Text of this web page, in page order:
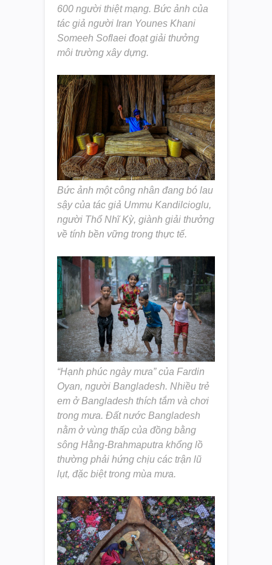
600 người thiệt mạng. Bức ảnh của
tác giả người Iran Younes Khani
Someeh Soflaei đoạt giải thưởng
môi trường xây dựng.
Bức ảnh một công nhân đang bó lau
sậy của tác giả Ummu Kandilcioglu,
người Thổ Nhĩ Kỳ, giành giải thưởng
về tính bền vững trong thực tế.
“Hạnh phúc ngày mưa” của Fardin
Oyan, người Bangladesh. Nhiều trẻ
em ở Bangladesh thích tắm và chơi
trong mưa. Đất nước Bangladesh
nằm ở vùng thấp của đồng bằng
sông Hằng-Brahmaputra khổng lồ
thường phải hứng chịu các trận lũ
lụt, đặc biệt trong mùa mưa.